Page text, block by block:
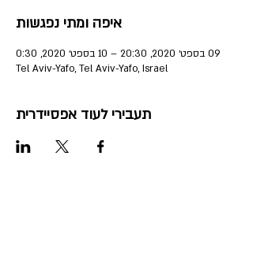
איפה ומתי נפגשות
09 בספט׳ 2020, 20:30 – 10 בספט׳ 2020, 0:30
Tel Aviv-Yafo, Tel Aviv-Yafo, Israel
תעבירי לעוד אפסיידרית